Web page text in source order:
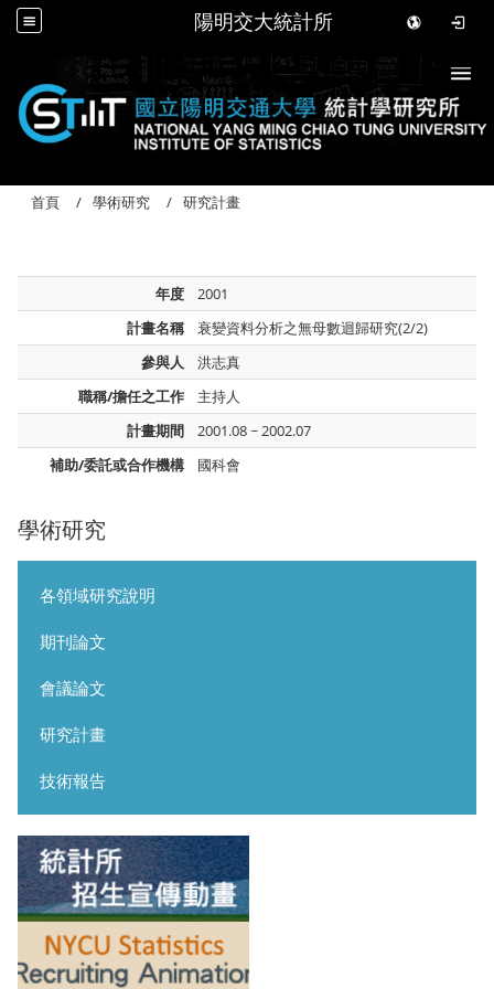
陽明交大統計所
學術研究
各領域研究說明
期刊論文
會議論文
研究計畫
技術報告
首頁 學術研究 研究計畫
年度
2001
計畫名稱
衰變資料分析之無母數迴歸研究(2/2)
參與人
洪志真
職稱/擔任之工作
主持人
計畫期間
2001.08 ~ 2002.07
補助/委託或合作機構
國科會